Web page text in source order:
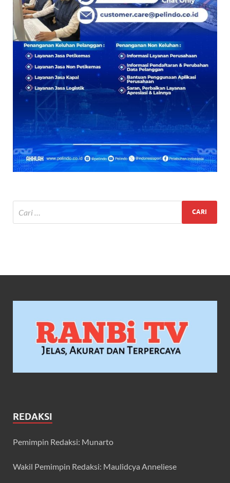
REDAKSI
Pemimpin Redaksi: Munarto
Wakil Pemimpin Redaksi: Maulidcya Anneliese